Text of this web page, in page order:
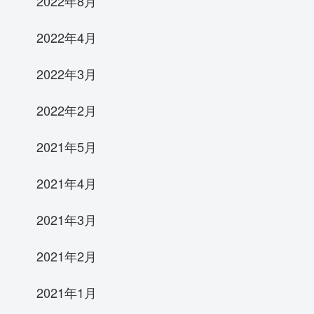
2022年4月
2022年3月
2022年2月
2021年5月
2021年4月
2021年3月
2021年2月
2021年1月